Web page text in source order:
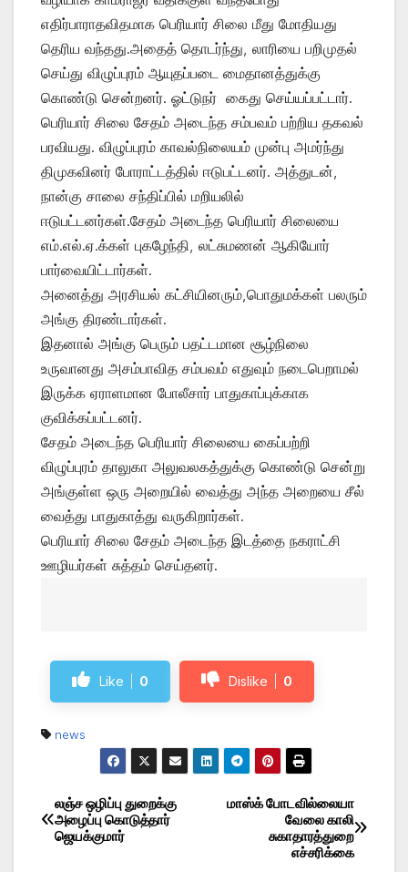
எதிர்பாராதவிதமாக பெரியார் சிலை மீது மோதியது
தெரிய வந்தது.அதைத் தொடர்ந்து, லாரியை பறிமுதல்
செய்து விழுப்புரம் ஆயுதப்படை மைதானத்துக்கு
கொண்டு சென்றனர். ஓட்டுநர் கைது செய்யப்பட்டார்.
பெரியார் சிலை சேதம் அடைந்த சம்பவம் பற்றிய தகவல்
பரவியது. விழுப்புரம் காவல்நிலையம் முன்பு அமர்ந்து
திமுகவினர் போராட்டத்தில் ஈடுபட்டனர். அத்துடன்,
நான்கு சாலை சந்திப்பில் மறியலில்
ஈடுபட்டனர்கள்.சேதம் அடைந்த பெரியார் சிலையை
எம்.எல்.ஏ.க்கள் புகழேந்தி, லட்சுமணன் ஆகியோர்
பார்வையிட்டார்கள்.
அனைத்து அரசியல் கட்சியினரும்,பொதுமக்கள் பலரும்
அங்கு திரண்டார்கள்.
இதனால் அங்கு பெரும் பதட்டமான சூழ்நிலை
உருவானது அசம்பாவித சம்பவம் எதுவும் நடைபெறாமல்
இருக்க ஏராளமான போலீசார் பாதுகாப்புக்காக
குவிக்கப்பட்டனர்.
சேதம் அடைந்த பெரியார் சிலையை கைப்பற்றி
விழுப்புரம் தாலுகா அலுவலகத்துக்கு கொண்டு சென்று
அங்குள்ள ஒரு அறையில் வைத்து அந்த அறையை சீல்
வைத்து பாதுகாத்து வருகிறார்கள்.
பெரியார் சிலை சேதம் அடைந்த இடத்தை நகராட்சி
ஊழியர்கள் சுத்தம் செய்தனர்.
Like 0 Dislike 0
news
Post
navigation
மாஸ்க் போடவில்லையா
வேலை காலி
சுகாதாரத்துறை
எச்சரிக்கை
லஞ்ச ஒழிப்பு துறைக்கு
அழைப்பு கொடுத்தார்
ஜெயக்குமார்